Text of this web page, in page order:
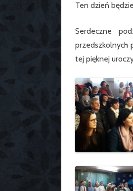
Ten dzień
Serdeczne
przedszkolnych
tej pięknej